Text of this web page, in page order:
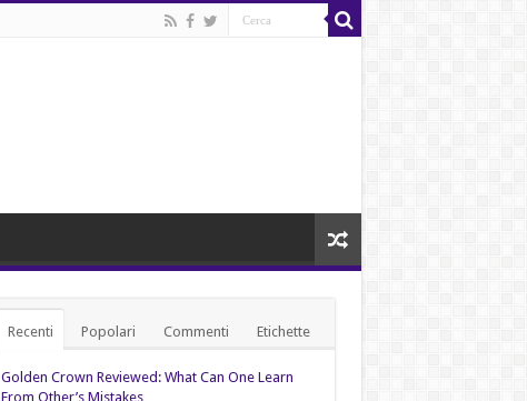
Recenti Popolari Commenti Etichette
Golden Crown Reviewed: What Can One Learn
From Other’s Mistakes